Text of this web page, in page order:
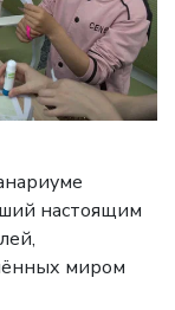
настоящим
миром